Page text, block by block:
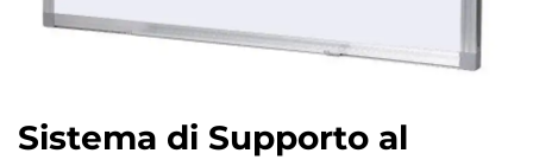
Sistema di Supporto al